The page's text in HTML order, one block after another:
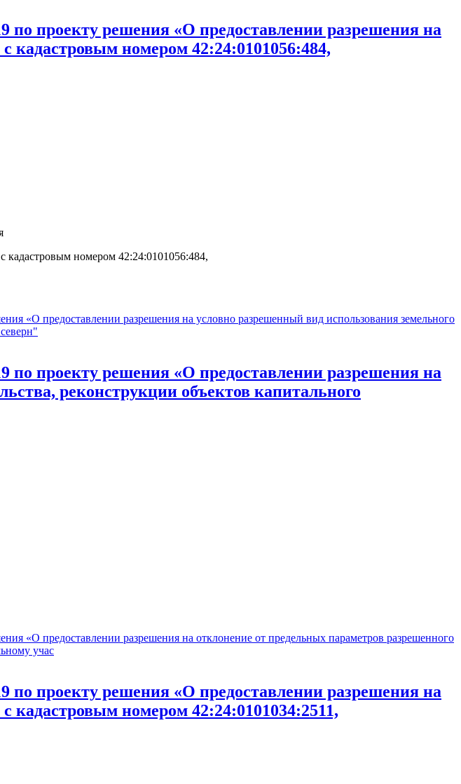
по проекту решения «О предоставлении разрешения на
кадастровым номером 42:24:0101056:484,
кадастровым номером 42:24:0101056:484,
«О предоставлении разрешения на условно разрешенный вид использования земельного
по проекту решения «О предоставлении разрешения на
реконструкции объектов капитального
«О предоставлении разрешения на отклонение от предельных параметров разрешенного
учас
по проекту решения «О предоставлении разрешения на
кадастровым номером 42:24:0101034:2511,